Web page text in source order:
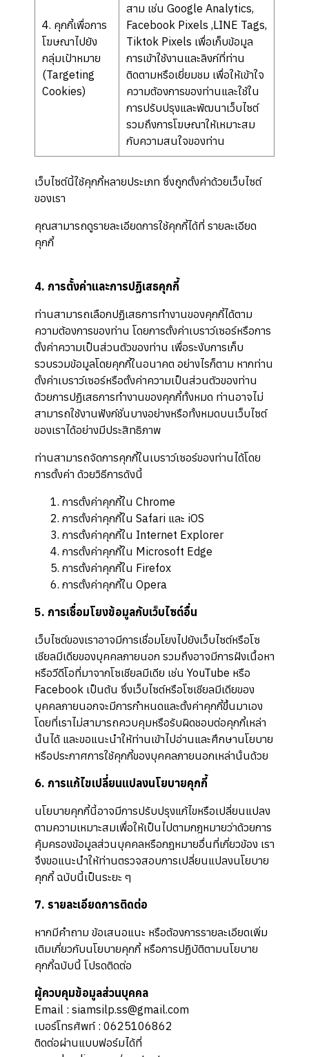
4. คุกกี้เพื่อการ
โฆษณาไปยัง
กลุ่มเป้าหมาย
(Targeting
Cookies)
สาม เช่น Google Analytics,
Facebook Pixels ,LINE Tags,
Tiktok Pixels เพื่อเก็บข้อมูล
การเข้าใช้งานและลิงก์ที่ท่าน
ติดตามหรือเยี่ยมชม เพื่อให้เข้าใจ
ความต้องการของท่านและใช้ใน
การปรับปรุงและพัฒนาเว็บไซต์
รวมถึงการโฆษณาให้เหมาะสม
กับความสนใจของท่าน
เว็บไซต์นี้ใช้คุกกี้หลายประเภท ซึ่งถูกตั้งค่าด้วยเว็บไซต์
ของเรา
คุณสามารถดูรายละเอียดการใช้คุกกี้ได้ที่ รายละเอียด
คุกกี้
4. การตั้งค่าและการปฏิเสธคุกกี้
ท่านสามารถเลือกปฏิเสธการทำงานของคุกกี้ได้ตาม
ความต้องการของท่าน โดยการตั้งค่าเบราว์เซอร์หรือการ
ตั้งค่าความเป็นส่วนตัวของท่าน เพื่อระงับการเก็บ
รวบรวมข้อมูลโดยคุกกี้ในอนาคต อย่างไรก็ตาม หากท่าน
ตั้งค่าเบราว์เซอร์หรือตั้งค่าความเป็นส่วนตัวของท่าน
ด้วยการปฏิเสธการทำงานของคุกกี้ทั้งหมด ท่านอาจไม่
สามารถใช้งานฟังก์ชั่นบางอย่างหรือทั้งหมดบนเว็บไซต์
ของเราได้อย่างมีประสิทธิภาพ
ท่านสามารถจัดการคุกกี้ในเบราว์เซอร์ของท่านได้โดย
การตั้งค่า ด้วยวิธีการดังนี้
การตั้งค่าคุกกี้ใน Chrome
การตั้งค่าคุกกี้ใน Safari และ iOS
การตั้งค่าคุกกี้ใน Internet Explorer
การตั้งค่าคุกกี้ใน Microsoft Edge
การตั้งค่าคุกกี้ใน Firefox
การตั้งค่าคุกกี้ใน Opera
5. การเชื่อมโยงข้อมูลกับเว็บไซต์อื่น
เว็บไซต์ของเราอาจมีการเชื่อมโยงไปยังเว็บไซต์หรือโซ
เชียลมีเดียของบุคคลภายนอก รวมถึงอาจมีการฝังเนื้อหา
หรือวีดีโอที่มาจากโซเชียลมีเดีย เช่น YouTube หรือ
Facebook เป็นต้น ซึ่งเว็บไซต์หรือโซเชียลมีเดียของ
บุคคลภายนอกจะมีการกำหนดและตั้งค่าคุกกี้ขึ้นมาเอง
โดยที่เราไม่สามารถควบคุมหรือรับผิดชอบต่อคุกกี้เหล่า
นั้นได้ และขอแนะนำให้ท่านเข้าไปอ่านและศึกษานโยบาย
หรือประกาศการใช้คุกกี้ของบุคคลภายนอกเหล่านั้นด้วย
6. การแก้ไขเปลี่ยนแปลงนโยบายคุกกี้
นโยบายคุกกี้นี้อาจมีการปรับปรุงแก้ไขหรือเปลี่ยนแปลง
ตามความเหมาะสมเพื่อให้เป็นไปตามกฎหมายว่าด้วยการ
คุ้มครองข้อมูลส่วนบุคคลหรือกฎหมายอื่นที่เกี่ยวข้อง เรา
จึงขอแนะนำให้ท่านตรวจสอบการเปลี่ยนแปลงนโยบาย
คุกกี้ ฉบับนี้เป็นระยะ ๆ
7. รายละเอียดการติดต่อ
หากมีคำถาม ข้อเสนอแนะ หรือต้องการรายละเอียดเพิ่ม
เติมเกี่ยวกับนโยบายคุกกี้ หรือการปฏิบัติตามนโยบาย
คุกกี้ฉบับนี้ โปรดติดต่อ
ผู้ควบคุมข้อมูลส่วนบุคคล
Email : siamsilp.ss@gmail.com
เบอร์โทรศัพท์ : 0625106862
ติดต่อผ่านแบบฟอร์มได้ที่